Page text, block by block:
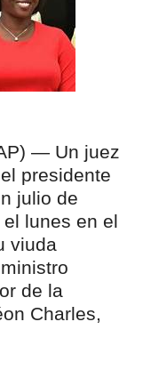
— Un juez
presidente
julio de
lunes en el
viuda
de la
Charles,